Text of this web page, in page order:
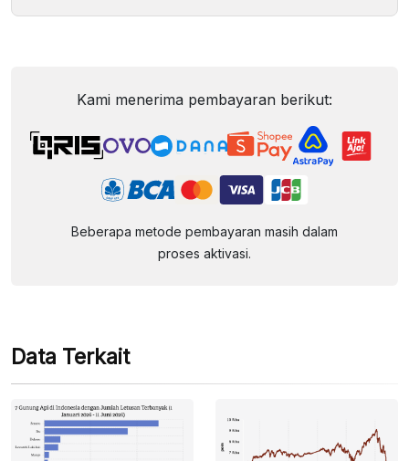
Kami menerima pembayaran berikut:
Beberapa metode pembayaran masih dalam
proses aktivasi.
Data Terkait